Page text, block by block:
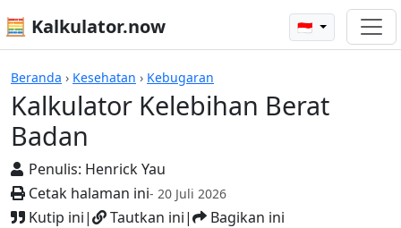
🧮 Kalkulator.now 🇮🇩
Beranda › Kesehatan › Kebugaran
Kalkulator Kelebihan Berat
Badan
Penulis: Henrick Yau
Cetak halaman ini- 20 Juli 2026
Kutip ini| Tautkan ini| Bagikan ini
Kalkulator-kalkulator